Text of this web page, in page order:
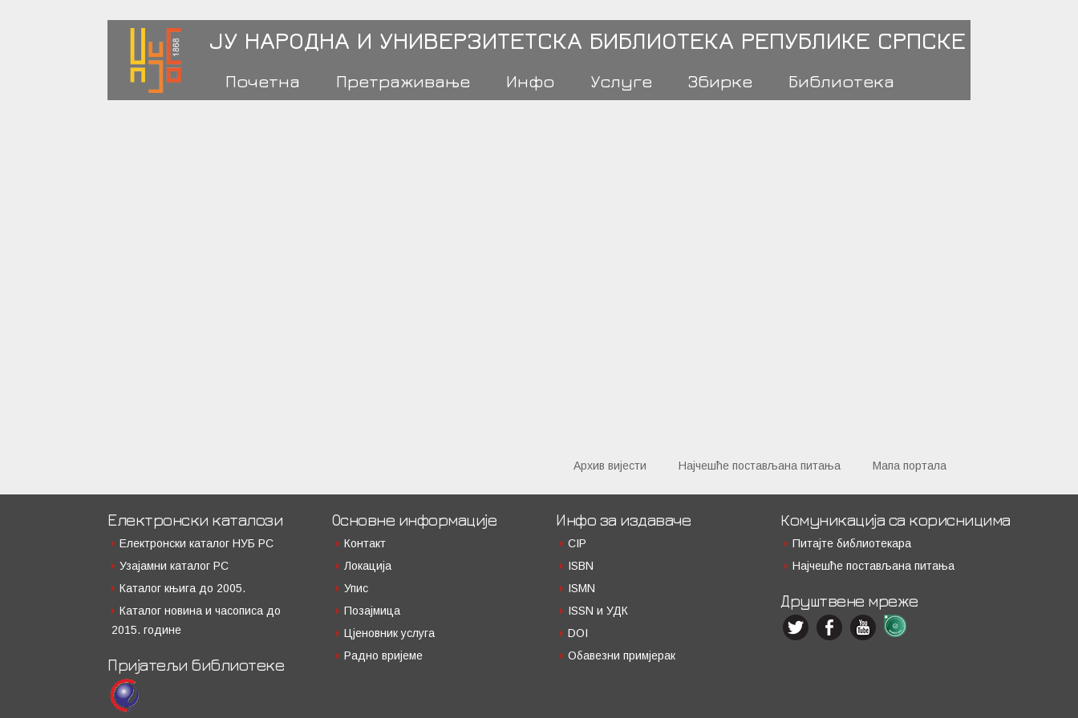
ЈУ НАРОДНА И УНИВЕРЗИТЕТСКА БИБЛИОТЕКА РЕПУБЛИКЕ СРПСКЕ
Почетна Претраживање Инфо Услуге Збирке Библиотека
Архив вијести Најчешће постављана питања Мапа портала
Електронски каталози
Електронски каталог НУБ РС
Узајамни каталог РС
Каталог књига до 2005.
Каталог новина и часописа до
2015. године
Пријатељи библиотеке
Основне информације
Контакт
Локација
Упис
Позајмица
Цјеновник услуга
Радно вријеме
Инфо за издаваче
CIP
ISBN
ISMN
ISSN и УДК
DOI
Обавезни примјерак
Комуникација са корисницима
Питајте библиотекара
Најчешће постављана питања
Друштвене мреже